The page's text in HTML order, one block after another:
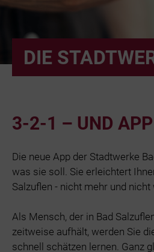
DIE
3-2-1 – UND
Die neue App der Stadtwerke
was sie soll. Sie erleichtert
Salzuflen - nicht mehr und nicht
Als Mensch, der in Bad
zeitweise aufhält, werden Sie
schnell schätzen lernen. Ganz